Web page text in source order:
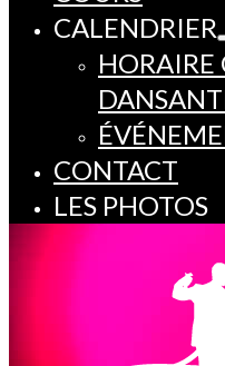
CALENDRIER
HORAIRE
CONTACT
LES PHOTOS